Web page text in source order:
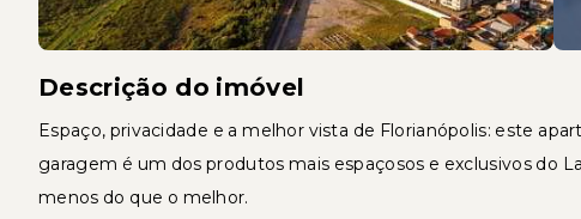
Descrição do imóvel
Espaço, privacidade e a melhor vista de Florianópolis: este
garagem é um dos produtos mais espaçosos e exclusivos do
menos do que o melhor.